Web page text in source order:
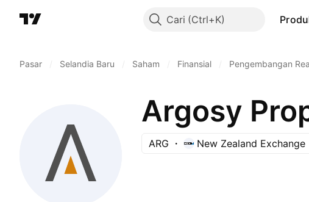
Cari
Pasar Selandia Baru Saham Finansial Pengembangan
Argosy
ARG New Zealand Exchange